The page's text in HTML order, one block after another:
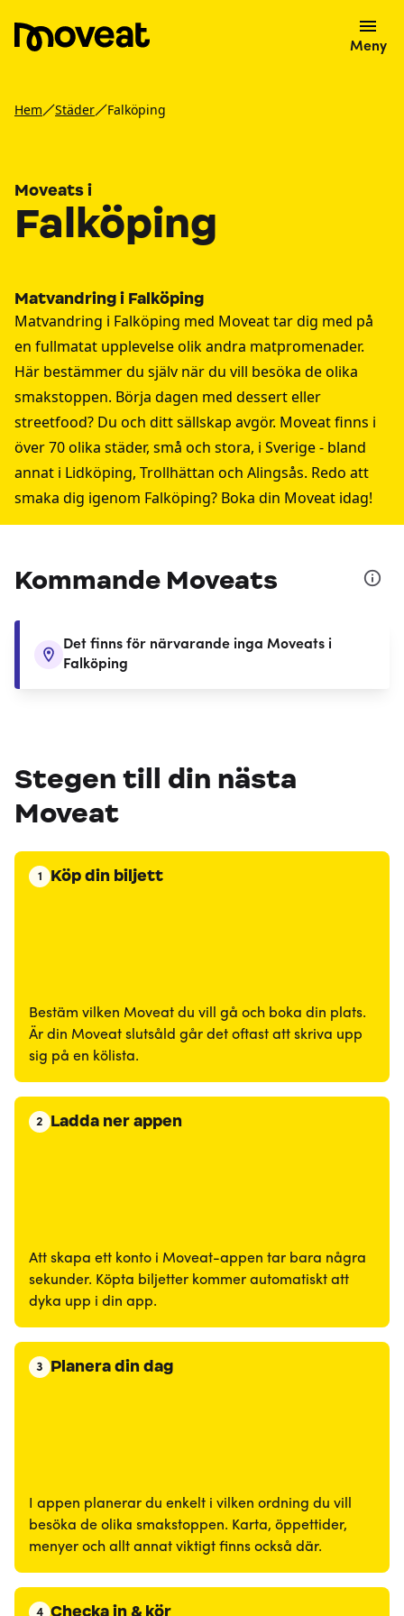
Meny
Hem Städer Falköping
Moveats i
Falköping
Matvandring i Falköping
Matvandring i Falköping med Moveat tar dig med på
en fullmatat upplevelse olik andra matpromenader.
Här bestämmer du själv när du vill besöka de olika
smakstoppen. Börja dagen med dessert eller
streetfood? Du och ditt sällskap avgör. Moveat finns i
över 70 olika städer, små och stora, i Sverige - bland
annat i Lidköping, Trollhättan och Alingsås. Redo att
smaka dig igenom Falköping? Boka din Moveat idag!
Kommande Moveats
Det finns för närvarande inga Moveats i
Falköping
Stegen till din nästa
Moveat
1 Köp din biljett
Bestäm vilken Moveat du vill gå och boka din plats.
Är din Moveat slutsåld går det oftast att skriva upp
sig på en kölista.
2 Ladda ner appen
Att skapa ett konto i Moveat-appen tar bara några
sekunder. Köpta biljetter kommer automatiskt att
dyka upp i din app.
3 Planera din dag
I appen planerar du enkelt i vilken ordning du vill
besöka de olika smakstoppen. Karta, öppettider,
menyer och allt annat viktigt finns också där.
4 Checka in & kör